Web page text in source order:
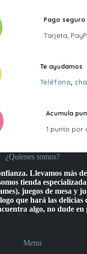
Pago seguro
Tarjeta,
Te ayudamos
Teléfono,
Acumula
1 punto por
¿Quienes somos?
Llevamos más
tienda
juegos de mesa y
que hará las delicias
algo, no dude
Menu